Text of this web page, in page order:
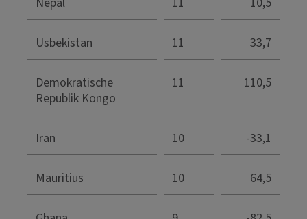
Usbekistan 11 33,7
Demokratische
Republik Kongo
11 110,5
Iran 10 -33,1
Mauritius 10 64,5